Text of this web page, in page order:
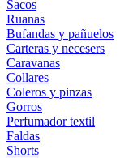
Sacos
Ruanas
Bufandas y pañuelos
Carteras y necesers
Caravanas
Collares
Coleros y pinzas
Gorros
Perfumador textil
Faldas
Shorts